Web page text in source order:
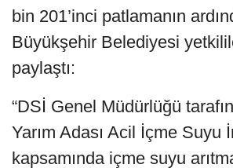
"2012'DE YAPILDIĞINDA
KADAR İÇME SUYU
ORTAYA KALDIRACAK'